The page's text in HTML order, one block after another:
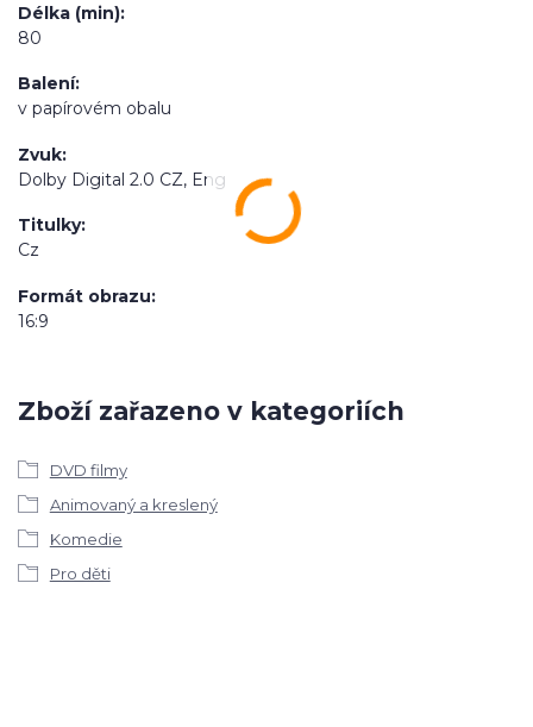
Délka (min)
80
Balení
v papírovém obalu
Zvuk
Dolby Digital 2.0 CZ, Eng
Titulky
Cz
Formát obrazu
16:9
Zboží zařazeno v kategoriích
DVD filmy
Animovaný a kreslený
Komedie
Pro děti